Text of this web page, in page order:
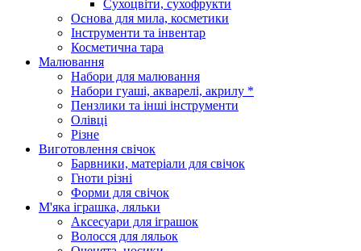
Сухоцвіти, сухофрукти
Основа для мила, косметики
Інструменти та інвентар
Косметична тара
Малювання
Набори для малювання
Набори гуаші, акварелі, акрилу *
Пензлики та інші інструменти
Олівці
Різне
Виготовлення свічок
Барвники, матеріали для свічок
Гноти різні
Форми для свічок
М'яка іграшка, ляльки
Аксесуари для іграшок
Волосся для ляльок